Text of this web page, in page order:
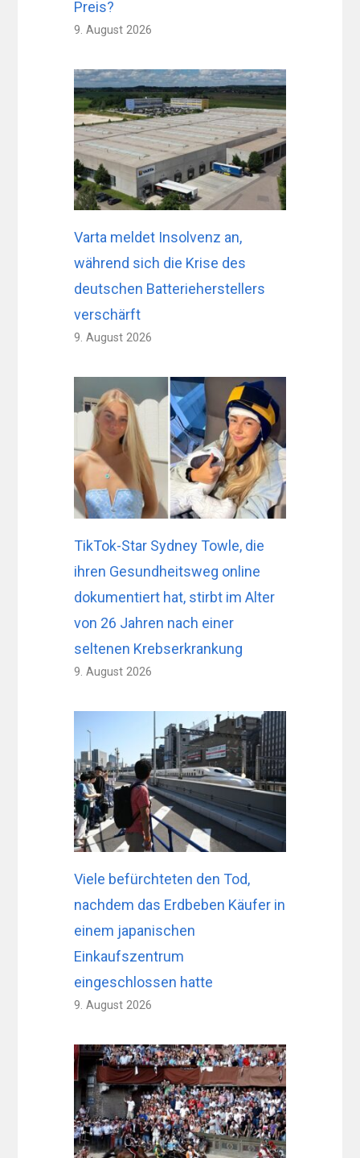
Preis?
9. August 2026
Varta meldet Insolvenz an,
während sich die Krise des
deutschen Batterieherstellers
verschärft
9. August 2026
TikTok-Star Sydney Towle, die
ihren Gesundheitsweg online
dokumentiert hat, stirbt im Alter
von 26 Jahren nach einer
seltenen Krebserkrankung
9. August 2026
Viele befürchteten den Tod,
nachdem das Erdbeben Käufer in
einem japanischen
Einkaufszentrum
eingeschlossen hatte
9. August 2026